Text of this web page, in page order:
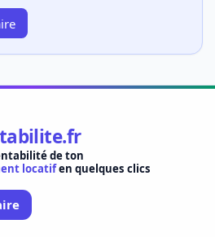
de ton
locatifen quelques clics